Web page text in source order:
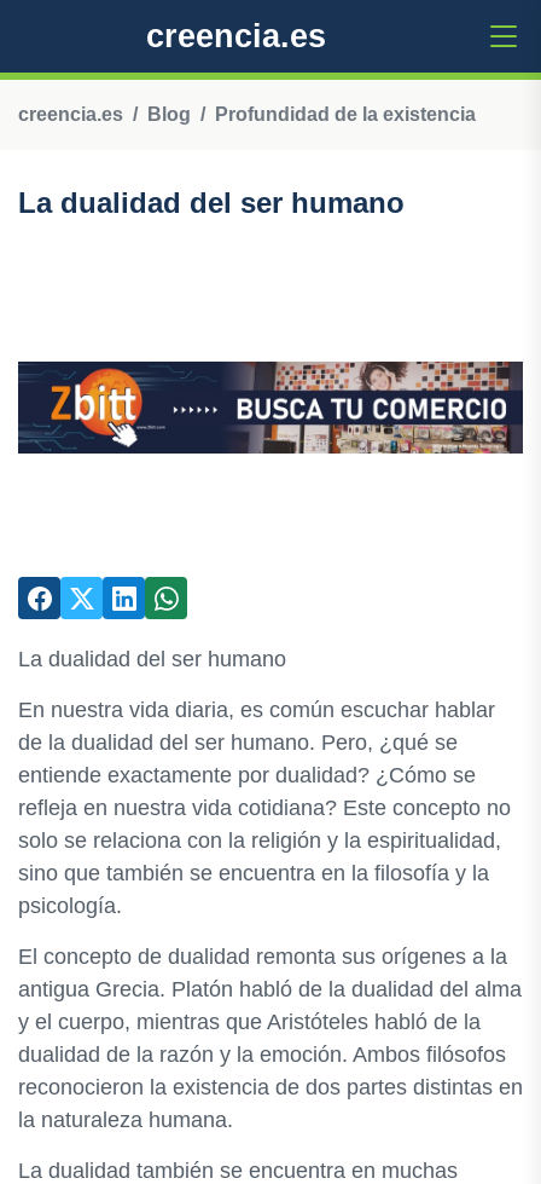
creencia.es
creencia.es Blog Profundidad de la existencia
La dualidad del ser humano
La dualidad del ser humano
En nuestra vida diaria, es común escuchar hablar
de la dualidad del ser humano. Pero, ¿qué se
entiende exactamente por dualidad? ¿Cómo se
refleja en nuestra vida cotidiana? Este concepto no
solo se relaciona con la religión y la espiritualidad,
sino que también se encuentra en la filosofía y la
psicología.
El concepto de dualidad remonta sus orígenes a la
antigua Grecia. Platón habló de la dualidad del alma
y el cuerpo, mientras que Aristóteles habló de la
dualidad de la razón y la emoción. Ambos filósofos
reconocieron la existencia de dos partes distintas en
la naturaleza humana.
La dualidad también se encuentra en muchas